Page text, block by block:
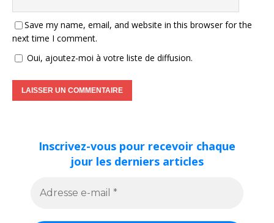
Save my name, email, and website in this browser for the
next time I comment.
Oui, ajoutez-moi à votre liste de diffusion.
Inscrivez-vous pour recevoir chaque
jour les derniers articles